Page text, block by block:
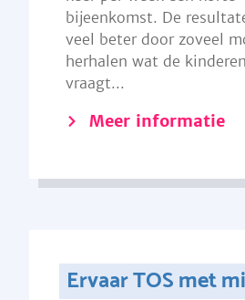
bijeenkomst. De
veel beter door zoveel
herhalen wat de
vraagt...
Meer informatie
Ervaar TOS met